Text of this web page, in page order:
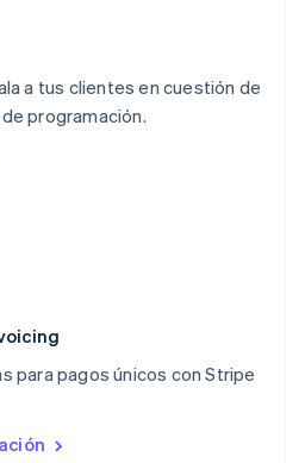
a tus clientes en cuestión de
programación.
para pagos únicos con Stripe